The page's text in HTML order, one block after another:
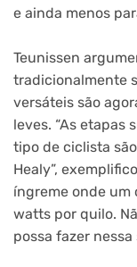
e ainda menos
Teunissen
tradicionalmente
versáteis são
leves. “As etapas
tipo de ciclista
Healy”,
íngreme onde um
watts por quilo.
possa fazer nessa